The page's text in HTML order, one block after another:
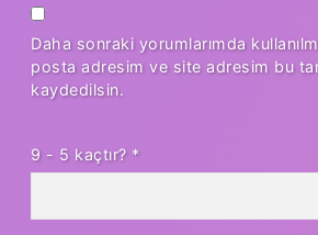
Daha sonraki yorumlarımda
posta adresim ve site adresim bu
kaydedilsin.
9 - 5 kaçtır? *